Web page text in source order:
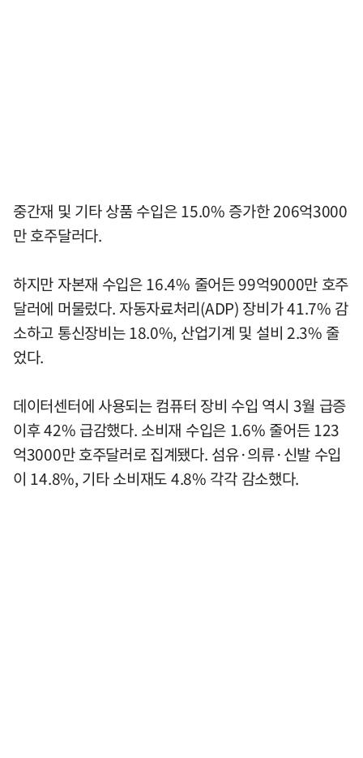
중간재 및 기타 상품 수입은 15.0% 증가한 206억3000
만 호주달러다.
하지만 자본재 수입은 16.4% 줄어든 99억9000만 호주
달러에 머물렀다. 자동자료처리(ADP) 장비가 41.7% 감
소하고 통신장비는 18.0%, 산업기계 및 설비 2.3% 줄
었다.
데이터센터에 사용되는 컴퓨터 장비 수입 역시 3월 급증
이후 42% 급감했다. 소비재 수입은 1.6% 줄어든 123
억3000만 호주달러로 집계됐다. 섬유·의류·신발 수입
이 14.8%, 기타 소비재도 4.8% 각각 감소했다.